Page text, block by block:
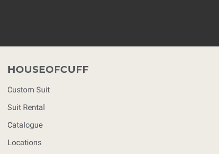
HOUSEOFCUFF
Custom Suit
Suit Rental
Catalogue
Locations